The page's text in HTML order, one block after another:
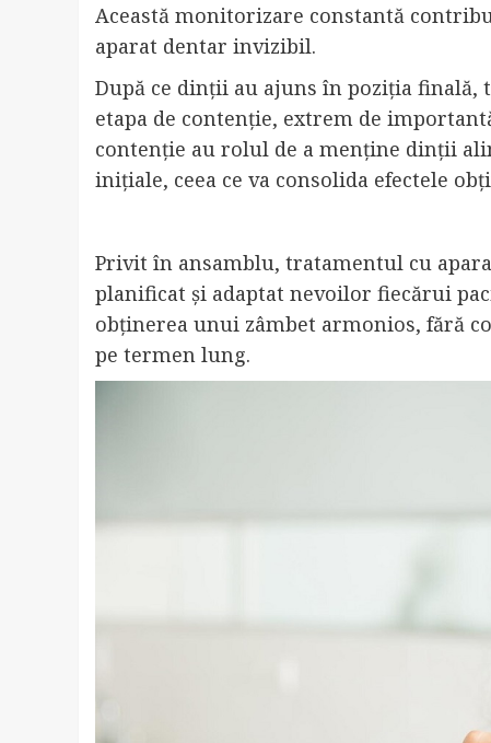
Această monitorizare constantă
aparat dentar invizibil.
După ce dinții au ajuns în poziția
etapa de contenție, extrem de
contenție au rolul de a menține dinții
inițiale, ceea ce va consolida efectele
Privit în ansamblu, tratamentul cu
planificat și adaptat nevoilor fiecărui
obținerea unui zâmbet armonios, fără
pe termen lung.